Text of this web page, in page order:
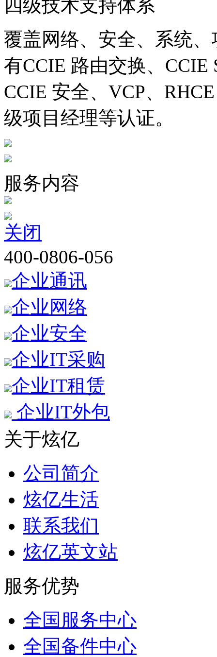
四级技术支持体系
覆盖网络、安全、系统
有CCIE 路由交换、CCIE
CCIE 安全、VCP、
级项目经理等认证。
服务内容
关闭
400-0806-056
企业通讯
企业网络
企业安全
企业IT采购
企业IT租赁
企业IT外包
关于炫亿
公司简介
炫亿生活
联系我们
炫亿英文站
服务优势
全国服务中心
全国备件中心